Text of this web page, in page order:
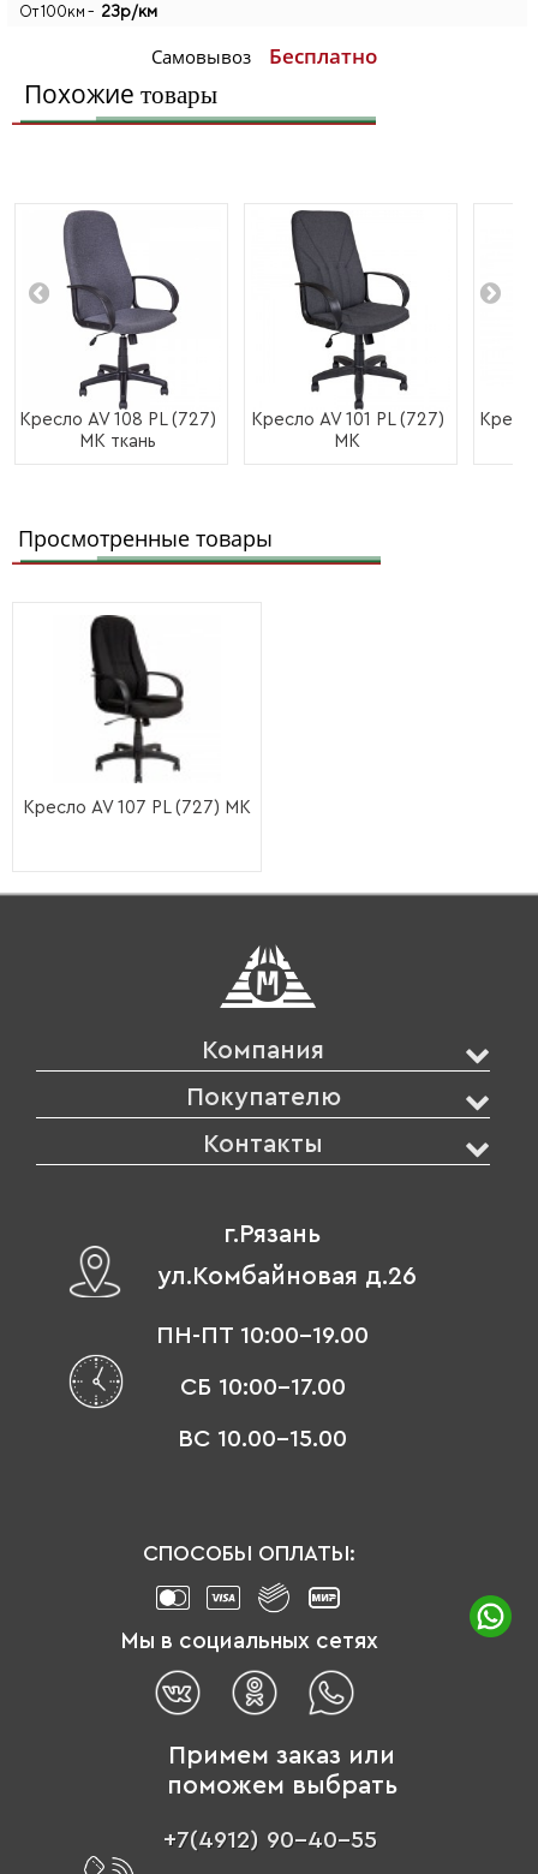
От 100км - 23р/км
Самовывоз Бесплатно
Похожие товары
Кресло AV 108 PL (727)
МК ткань
Кресло AV 101 PL (727)
МК
Просмотренные товары
Кресло AV 107 PL (727) МК
Компания
Покупателю
Контакты
г.Рязань
ул.Комбайновая д.26
ПН-ПТ 10:00-19.00
СБ 10:00-17.00
ВС 10.00-15.00
СПОСОБЫ ОПЛАТЫ:
Мы в социальных сетях
Примем заказ или
поможем выбрать
+7(4912) 90-40-55